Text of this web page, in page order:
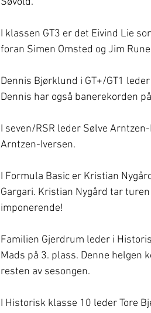
I klassen GT3 er det Eivind Lie
foran Simen Omsted og Jim
Dennis Bjørklund i GT+/GT1
Dennis har også banerekorden
I seven/RSR leder Sølve
Arntzen-Iversen.
I Formula Basic er Kristian
Gargari. Kristian Nygård tar
imponerende!
Familien Gjerdrum leder i
Mads på 3. plass. Denne helgen
resten av sesongen.
I Historisk klasse 10 leder Tore